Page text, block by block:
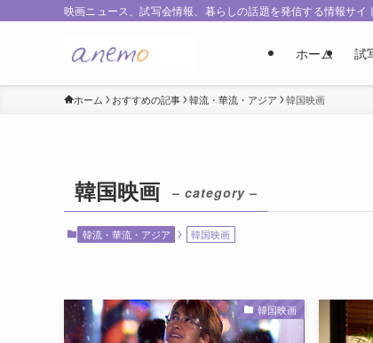
映画ニュース、試写会情報、暮らしの話題を発信する情報サイ
ホーム 試
ホーム おすすめの記事 韓流・華流・アジア 韓国映画
韓国映画 – category –
韓流・華流・アジア 韓国映画
韓国映画